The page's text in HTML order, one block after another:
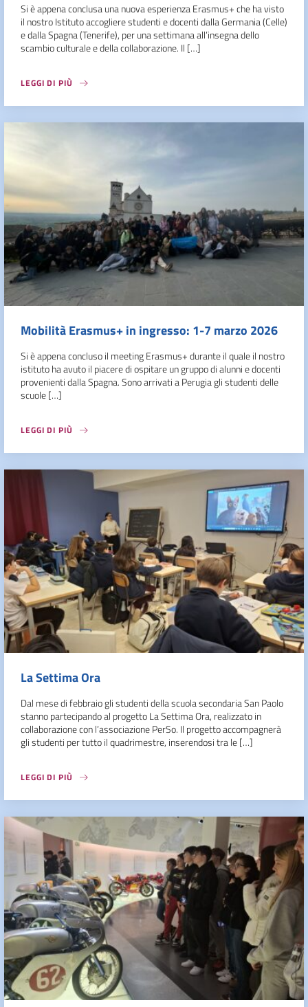
Si è appena conclusa una nuova esperienza Erasmus+ che ha visto
il nostro Istituto accogliere studenti e docenti dalla Germania (Celle)
e dalla Spagna (Tenerife), per una settimana all’insegna dello
scambio culturale e della collaborazione. Il […]
LEGGI DI PIÙ
Mobilità Erasmus+ in ingresso: 1-7 marzo 2026
Si è appena concluso il meeting Erasmus+ durante il quale il nostro
istituto ha avuto il piacere di ospitare un gruppo di alunni e docenti
provenienti dalla Spagna. Sono arrivati a Perugia gli studenti delle
scuole […]
LEGGI DI PIÙ
La Settima Ora
Dal mese di febbraio gli studenti della scuola secondaria San Paolo
stanno partecipando al progetto La Settima Ora, realizzato in
collaborazione con l’associazione PerSo. Il progetto accompagnerà
gli studenti per tutto il quadrimestre, inserendosi tra le […]
LEGGI DI PIÙ